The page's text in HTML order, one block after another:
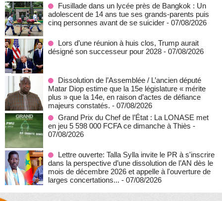
Fusillade dans un lycée près de Bangkok : Un
adolescent de 14 ans tue ses grands-parents puis
cinq personnes avant de se suicider - 07/08/2026
Lors d’une réunion à huis clos, Trump aurait
désigné son successeur pour 2028 - 07/08/2026
Dissolution de l’Assemblée / L’ancien député
Matar Diop estime que la 15e législature « mérite
plus » que la 14e, en raison d’actes de défiance
majeurs constatés. - 07/08/2026
Grand Prix du Chef de l’État : La LONASE met
en jeu 5 598 000 FCFA ce dimanche à Thiès -
07/08/2026
Lettre ouverte: Talla Sylla invite le PR à s'inscrire
dans la perspective d’une dissolution de l’AN dès le
mois de décembre 2026 et appelle à l'ouverture de
larges concertations... - 07/08/2026